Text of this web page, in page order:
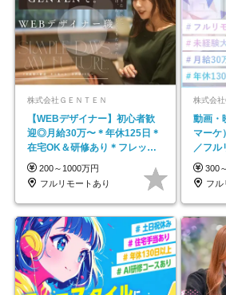
株式会社ＧＥＮＴＥＮ
【WEBデザイナー】初⼼者歓
迎◎⽉給30万〜＊年休125⽇＊
在宅OK＆研修あり＊フレック
ス
200～1000万円
フルリモートあり
株式会
動画・
マーケ
／フ
円～／
300
フル